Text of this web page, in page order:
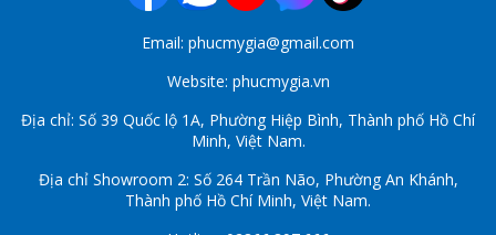
Email: phucmygia@gmail.com
Website: phucmygia.vn
Địa chỉ: Số 39 Quốc lộ 1A, Phường Hiệp Bình, Thành phố Hồ Chí
Minh, Việt Nam.
Địa chỉ Showroom 2: Số 264 Trần Não, Phường An Khánh,
Thành phố Hồ Chí Minh, Việt Nam.